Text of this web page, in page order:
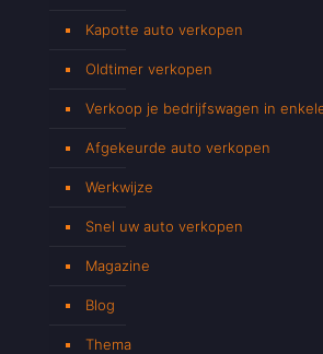
Kapotte auto verkopen
Oldtimer verkopen
Verkoop je bedrijfswagen in
Afgekeurde auto verkopen
Werkwijze
Snel uw auto verkopen
Magazine
Blog
Thema